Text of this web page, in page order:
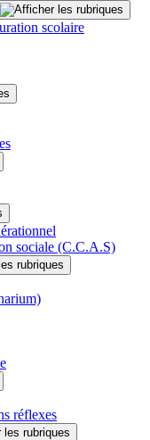
scolaire
sociale (C.C.A.S)
réflexes